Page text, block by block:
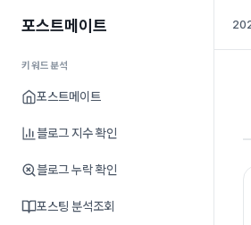
포스트메이트
키워드분석
포스트메이트
블로그 지수 확인
블로그 누락 확인
포스팅 분석조회